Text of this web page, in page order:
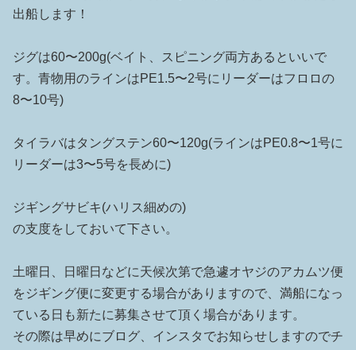
出船します！
ジグは60〜200g(ベイト、スピニング両方あるといいで
す。青物用のラインはPE1.5〜2号にリーダーはフロロの
8〜10号)
タイラバはタングステン60〜120g(ラインはPE0.8〜1号に
リーダーは3〜5号を長めに)
ジギングサビキ(ハリス細めの)
の支度をしておいて下さい。
土曜日、日曜日などに天候次第で急遽オヤジのアカムツ便
をジギング便に変更する場合がありますので、満船になっ
ている日も新たに募集させて頂く場合があります。
その際は早めにブログ、インスタでお知らせしますのでチ